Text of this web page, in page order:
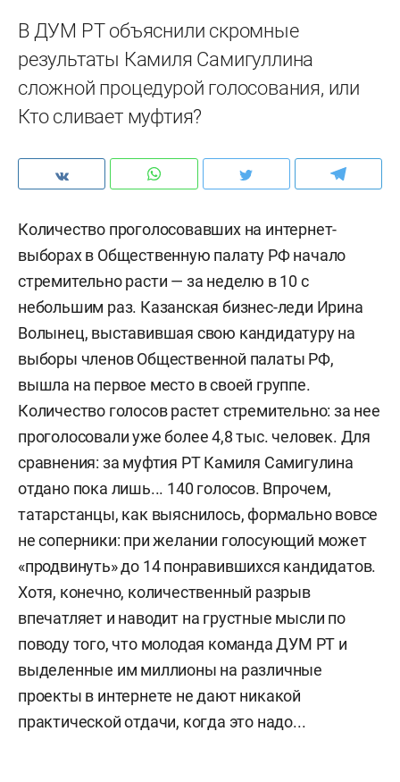
В ДУМ РТ объяснили скромные
результаты Камиля Самигуллина
сложной процедурой голосования, или
Кто сливает муфтия?
Количество проголосовавших на интернет-
выборах в Общественную палату РФ начало
стремительно расти — за неделю в 10 с
небольшим раз. Казанская бизнес-леди Ирина
Волынец, выставившая свою кандидатуру на
выборы членов Общественной палаты РФ,
вышла на первое место в своей группе.
Количество голосов растет стремительно: за нее
проголосовали уже более 4,8 тыс. человек. Для
сравнения: за муфтия РТ Камиля Самигулина
отдано пока лишь... 140 голосов. Впрочем,
татарстанцы, как выяснилось, формально вовсе
не соперники: при желании голосующий может
«продвинуть» до 14 понравившихся кандидатов.
Хотя, конечно, количественный разрыв
впечатляет и наводит на грустные мысли по
поводу того, что молодая команда ДУМ РТ и
выделенные им миллионы на различные
проекты в интернете не дают никакой
практической отдачи, когда это надо...